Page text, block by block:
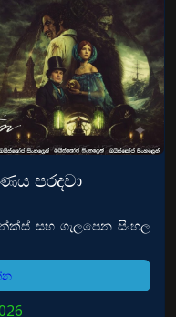
පරදවා
සහ ගැලපෙන සිංහල